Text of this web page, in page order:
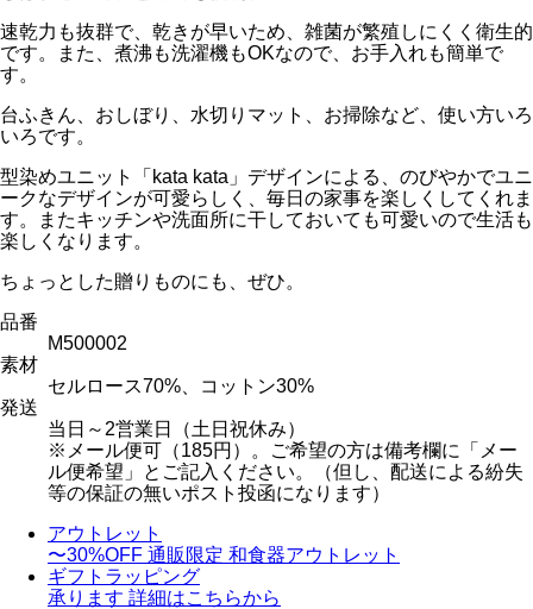
速乾力も抜群で、乾きが早いため、雑菌が繁殖しにくく衛生的
です。また、煮沸も洗濯機もOKなので、お手入れも簡単で
す。
台ふきん、おしぼり、水切りマット、お掃除など、使い方いろ
いろです。
型染めユニット「kata kata」デザインによる、のびやかでユニ
ークなデザインが可愛らしく、毎日の家事を楽しくしてくれま
す。またキッチンや洗面所に干しておいても可愛いので生活も
楽しくなります。
ちょっとした贈りものにも、ぜひ。
品番
M500002
素材
セルロース70%、コットン30%
発送
当日～2営業日（土日祝休み）
※メール便可（185円）。ご希望の方は備考欄に「メー
ル便希望」とご記入ください。（但し、配送による紛失
等の保証の無いポスト投函になります）
アウトレット
〜30%OFF 通販限定 和食器アウトレット
ギフトラッピング
承ります 詳細はこちらから